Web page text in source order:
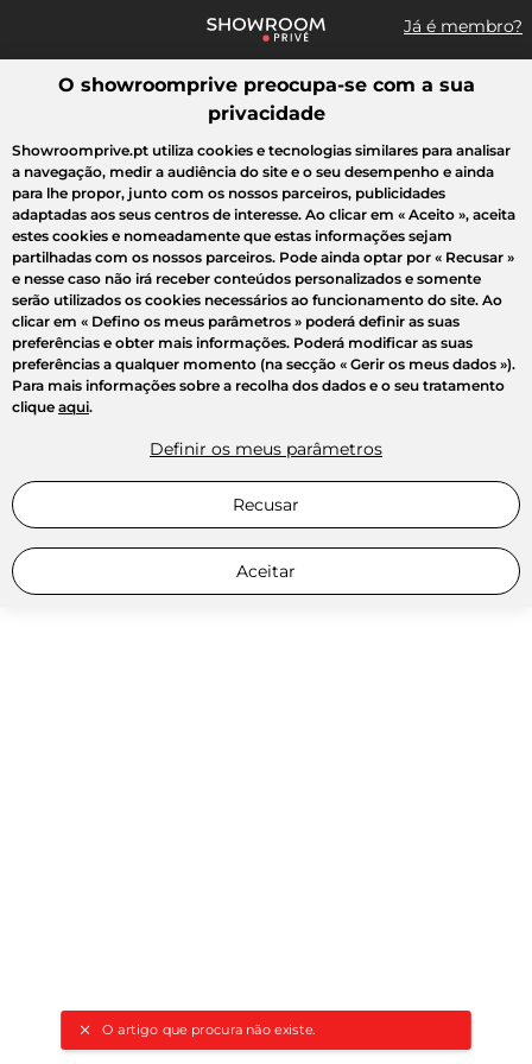
Já é membro?
Pesquisar uma marca, um artigo, uma venda...
O artigo que procura não existe.
Todas as vendas Moda Desporto Casa Criança Beleza
O showroomprive preocupa-se com a sua
privacidade
Showroomprive.pt utiliza cookies e tecnologias similares para analisar
a navegação, medir a audiência do site e o seu desempenho e ainda
para lhe propor, junto com os nossos parceiros, publicidades
adaptadas aos seus centros de interesse. Ao clicar em « Aceito », aceita
estes cookies e nomeadamente que estas informações sejam
partilhadas com os nossos parceiros. Pode ainda optar por « Recusar »
e nesse caso não irá receber conteúdos personalizados e somente
serão utilizados os cookies necessários ao funcionamento do site. Ao
clicar em « Defino os meus parâmetros » poderá definir as suas
preferências e obter mais informações. Poderá modificar as suas
preferências a qualquer momento (na secção « Gerir os meus dados »).
Para mais informações sobre a recolha dos dados e o seu tratamento
clique aqui.
Definir os meus parâmetros
Recusar
Aceitar